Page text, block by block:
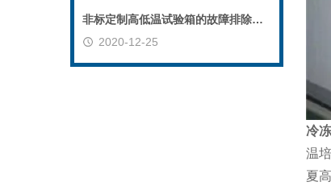
非标定制高低温试验箱的故障排除方法介绍
2020-12-25
冷
温
夏